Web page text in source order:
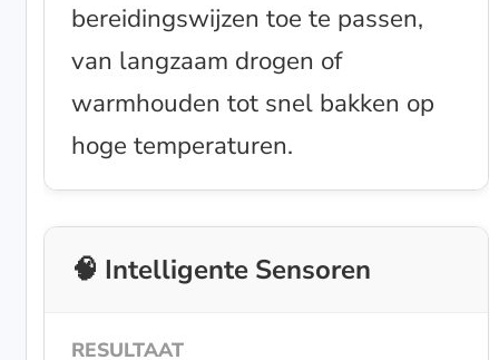
bereidingswijzen toe te passen,
van langzaam drogen of
warmhouden tot snel bakken op
hoge temperaturen.
🧠 Intelligente Sensoren